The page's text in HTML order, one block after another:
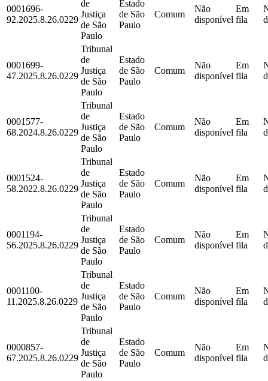
0001696-
92.2025.8.26.0229
de
Justiça
de São
Paulo
Estado
de São
Paulo
Comum
Não
disponível
Em
fila
0001699-
47.2025.8.26.0229
Tribunal
de
Justiça
de São
Paulo
Estado
de São
Paulo
Comum
Não
disponível
Em
fila
0001577-
68.2024.8.26.0229
Tribunal
de
Justiça
de São
Paulo
Estado
de São
Paulo
Comum
Não
disponível
Em
fila
0001524-
58.2022.8.26.0229
Tribunal
de
Justiça
de São
Paulo
Estado
de São
Paulo
Comum
Não
disponível
Em
fila
0001194-
56.2025.8.26.0229
Tribunal
de
Justiça
de São
Paulo
Estado
de São
Paulo
Comum
Não
disponível
Em
fila
0001100-
11.2025.8.26.0229
Tribunal
de
Justiça
de São
Paulo
Estado
de São
Paulo
Comum
Não
disponível
Em
fila
0000857-
67.2025.8.26.0229
Tribunal
de
Justiça
de São
Paulo
Estado
de São
Paulo
Comum
Não
disponível
Em
fila